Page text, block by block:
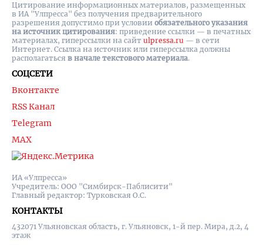
ИА «Улпресса»
Учредитель: ООО "Симбирск-Паблисити"
Главный редактор: Турковская О.С.
КОНТАКТЫ
432071 Ульяновская область, г. Ульяновск, 1-й пер. Мира, д.2, 4
этаж
СОЦСЕТИ
Вконтакте
RSS Канал
Telegram
MAX
Цитирование информационных материалов, размещенных
в ИА "Улпресса" без получения предварительного
разрешения допустимо при условии обязательного указания
на источник цитирования: приведение ссылки — в печатных
материалах, гиперссылки на cайт ulpressa.ru — в сети
Интернет. Ссылка на источник или гиперссылка должны
располагаться в начале текстового материала.